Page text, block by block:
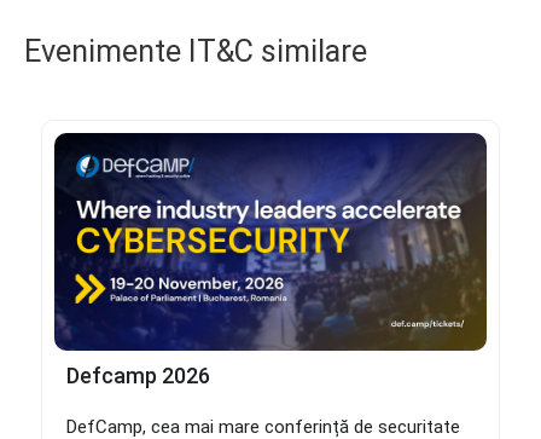
Evenimente IT&C similare
Defcamp 2026
DefCamp, cea mai mare conferință de securitate